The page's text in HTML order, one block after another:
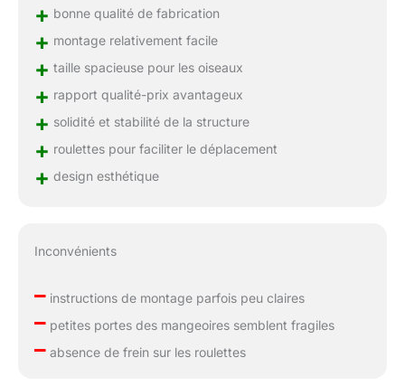
+ bonne qualité de fabrication
+ montage relativement facile
+ taille spacieuse pour les oiseaux
+ rapport qualité-prix avantageux
+ solidité et stabilité de la structure
+ roulettes pour faciliter le déplacement
+ design esthétique
Inconvénients
–instructions de montage parfois peu claires
–petites portes des mangeoires semblent fragiles
–absence de frein sur les roulettes